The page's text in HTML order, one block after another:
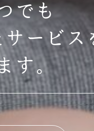
でも
サービス
す。